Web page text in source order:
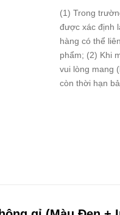
(1) Trong
được xác định
hàng có thể
phẩm; (2) Khi
vui lòng mang
còn thời hạn